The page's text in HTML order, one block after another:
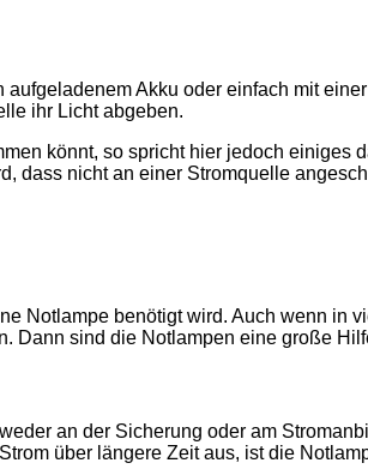
Akku oder einfach mit
ihr Licht abgeben.
könnt, so spricht hier jedoch
dass nicht an einer Stromquelle
Notlampe benötigt wird. Auch wenn in
Dann sind die Notlampen eine große
an der Sicherung oder am
über längere Zeit aus, ist die